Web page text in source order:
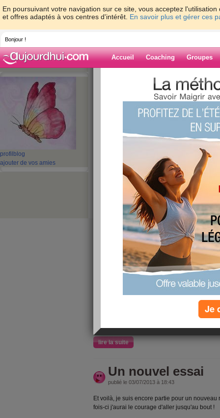
En poursuivant votre navigation sur ce site, vous acceptez
et offres adaptés à vos centres d'intérêt. En savoir plus et gérer ces
Bonjour !
Accueil Coaching Groupes
profil blog
ajouter de vos amies
>
Blog de Isalune
Suiv. ›
Quizz: 10
contre la cellulite
publié le 03/07/2013 à 18:48
j'ai fait 10/10
10
contre la
lire la suite
Un nouvel essai
publié le 03/07/2013 à 18:43
Et voilà, je suis encore partie pour un
fois-ci j'aurai le courage d'aller jusqu'au bout !
Je